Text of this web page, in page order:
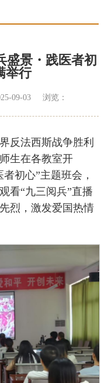
盛景・践医者初
举行
09-03 浏览：
反法西斯战争胜利
生在各教室开
初心”主题班会，
看“九三阅兵”直播
烈，激发爱国热情